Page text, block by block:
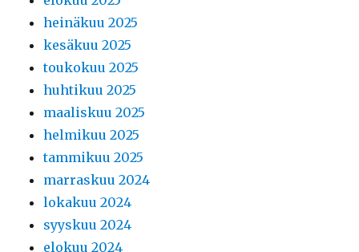
heinäkuu 2025
kesäkuu 2025
toukokuu 2025
huhtikuu 2025
maaliskuu 2025
helmikuu 2025
tammikuu 2025
marraskuu 2024
lokakuu 2024
syyskuu 2024
elokuu 2024